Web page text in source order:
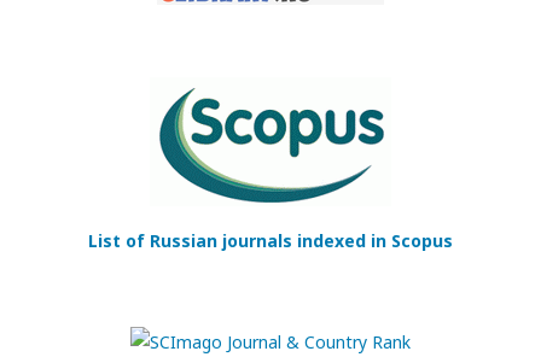
List of Russian journals indexed in Scopus